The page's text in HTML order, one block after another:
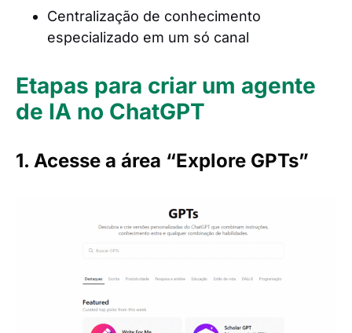
Centralização de conhecimento
especializado em um só canal
Etapas para criar um agente
de IA no ChatGPT
1. Acesse a área “Explore GPTs”